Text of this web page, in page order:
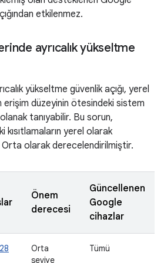
etkilenmez.
ayrıcalık yükseltme
yükseltme güvenlik açığı, yerel
erişim düzeyinin ötesindeki sistem
tanıyabilir. Bu sorun,
kısıtlamaların yerel olarak
Orta olarak derecelendirilmiştir.
Önem
derecesi
Güncellenen
Google
cihazlar
Orta
seviye
Tümü